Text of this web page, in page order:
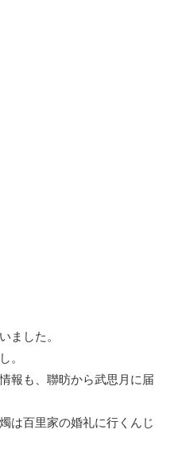
ました。
。
報も、聯昉から武思月に届
は百里家の婚礼に行くんじ